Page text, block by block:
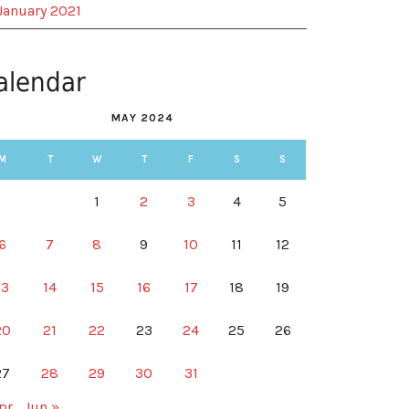
2021
MAY 2024
T W T F S S
1 2 3 4 5
7 8 9 10 11 12
14 15 16 17 18 19
21 22 23 24 25 26
28 29 30
31